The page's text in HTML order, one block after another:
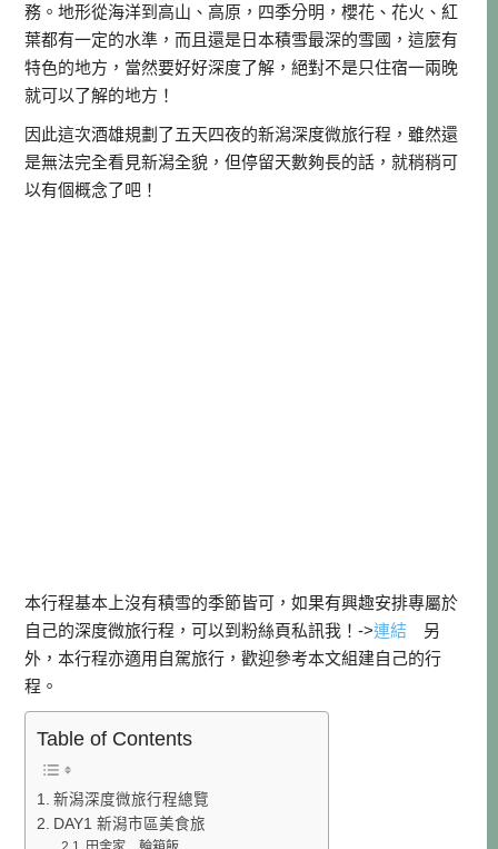
務。地形從海洋到高山、高原，四季分明，櫻花、花火、紅
葉都有一定的水準，而且還是日本積雪最深的雪國，這麼有
特色的地方，當然要好好深度了解，絕對不是只住宿一兩晚
就可以了解的地方！
因此這次酒雄規劃了五天四夜的新潟深度微旅行程，雖然還
是無法完全看見新潟全貌，但停留天數夠長的話，就稍稍可
以有個概念了吧！
本行程基本上沒有積雪的季節皆可，如果有興趣安排專屬於
自己的深度微旅行程，可以到粉絲頁私訊我！->連結 另
外，本行程亦適用自駕旅行，歡迎參考本文組建自己的行
程。
Table of Contents
新潟深度微旅行程總覽
DAY1 新潟市區美食旅